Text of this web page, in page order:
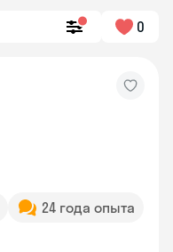
0
24 года опыта